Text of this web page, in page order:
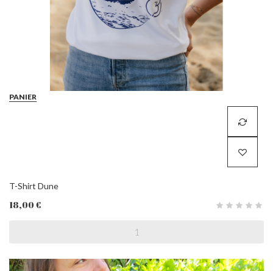
PANIER
T-Shirt Dune
18,00 €